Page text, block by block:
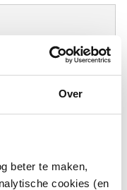
Over
beter te maken,
cookies (en